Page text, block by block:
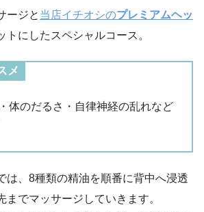
ージと 当店イチオシのプレミアムヘッ
トにしたスペシャルコース。
メ
体のだるさ・自律神経の乱れなど
は、8種類の精油を順番に背中へ浸透
までマッサージしていきます。